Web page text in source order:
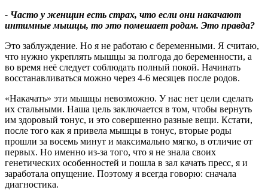
- Часто у женщин есть страх, что если они накачают
интимные мышцы, то это помешает родам. Это правда?
Это заблуждение. Но я не работаю с беременными. Я считаю,
что нужно укреплять мышцы за полгода до беременности, а
во время неё следует соблюдать полный покой. Начинать
восстанавливаться можно через 4-6 месяцев после родов.
«Накачать» эти мышцы невозможно. У нас нет цели сделать
их стальными. Наша цель заключается в том, чтобы вернуть
им здоровый тонус, и это совершенно разные вещи. Кстати,
после того как я привела мышцы в тонус, вторые роды
прошли за восемь минут и максимально мягко, в отличие от
первых. Но именно из‑за того, что я не знала своих
генетических особенностей и пошла в зал качать пресс, я и
заработала опущение. Поэтому я всегда говорю: сначала
диагностика.